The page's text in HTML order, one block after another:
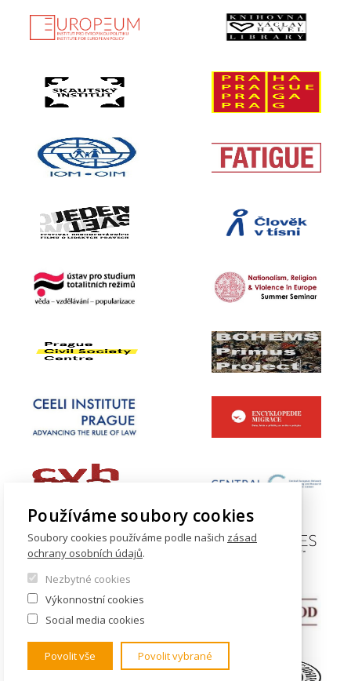
Používáme soubory cookies
Soubory cookies používáme podle našich zásad
ochrany osobních údajů.
Nezbytné cookies
Výkonnostní cookies
Social media cookies
Povolit vše Povolit vybrané